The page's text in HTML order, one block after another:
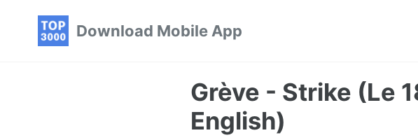
Download Mobile App
Grève - Strike (Le
English)